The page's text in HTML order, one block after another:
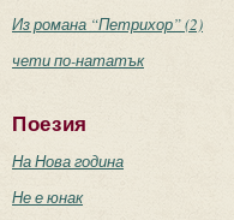
Из романа “Петрихор” (2)
чети по-нататък
Поезия
На Нова година
Не е юнак